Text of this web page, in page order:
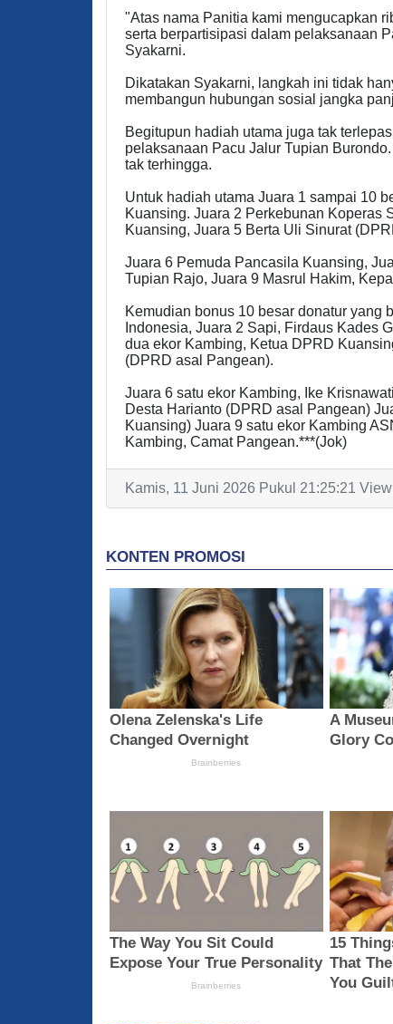
"Atas nama Panitia kami mengucapkan
serta berpartisipasi dalam pelaksanaan
Syakarni.
Dikatakan Syakarni, langkah ini tidak
membangun hubungan sosial jangka
Begitupun hadiah utama juga tak
pelaksanaan Pacu Jalur Tupian
tak terhingga.
Untuk hadiah utama Juara 1 sampai 10
Kuansing. Juara 2 Perkebunan Koperas
Kuansing, Juara 5 Berta Uli Sinurat
Juara 6 Pemuda Pancasila Kuansing,
Tupian Rajo, Juara 9 Masrul Hakim,
Kemudian bonus 10 besar donatur yang
Indonesia, Juara 2 Sapi, Firdaus Kades
dua ekor Kambing, Ketua DPRD
(DPRD asal Pangean).
Juara 6 satu ekor Kambing, Ike
Desta Harianto (DPRD asal Pangean)
Kuansing) Juara 9 satu ekor Kambing
Kambing, Camat Pangean.***(Jok)
Kamis, 11 Juni 2026 Pukul 21:25:21